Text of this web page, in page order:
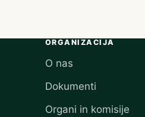
ORGANIZACIJA
O nas
Dokumenti
Organi in komisije